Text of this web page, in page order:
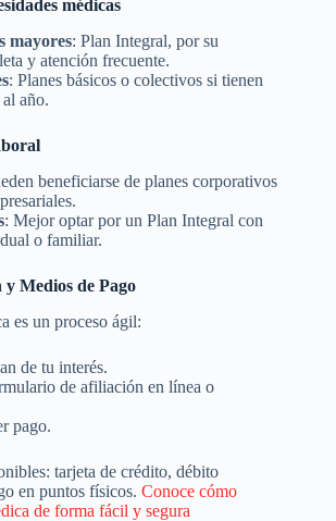
médicas
mayores: Plan Integral, por su
y atención frecuente.
: Planes básicos o colectivos si tienen
año.
beneficiarse de planes corporativos
: Mejor optar por un Plan Integral con
o familiar.
Medios de Pago
es un proceso ágil:
de tu interés.
de afiliación en línea o
pago.
tarjeta de crédito, débito
en puntos físicos. Conoce cómo
de forma fácil y segura